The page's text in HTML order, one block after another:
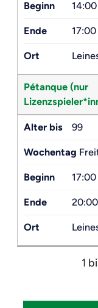
Beginn
Ende
Ort
Pétanque (nur
Alter bis 99
Wochentag
Beginn
Ende
Ort
1